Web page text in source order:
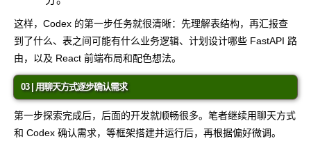
这样，Codex 的第一步任务就很清晰：先理解表结构，再汇报查
到了什么、表之间可能有什么业务逻辑、计划设计哪些 FastAPI 路
由，以及 React 前端布局和配色想法。
03 | 用聊天方式逐步确认需求
第一步探索完成后，后面的开发就顺畅很多。笔者继续用聊天方式
和 Codex 确认需求，等框架搭建并运行后，再根据偏好微调。